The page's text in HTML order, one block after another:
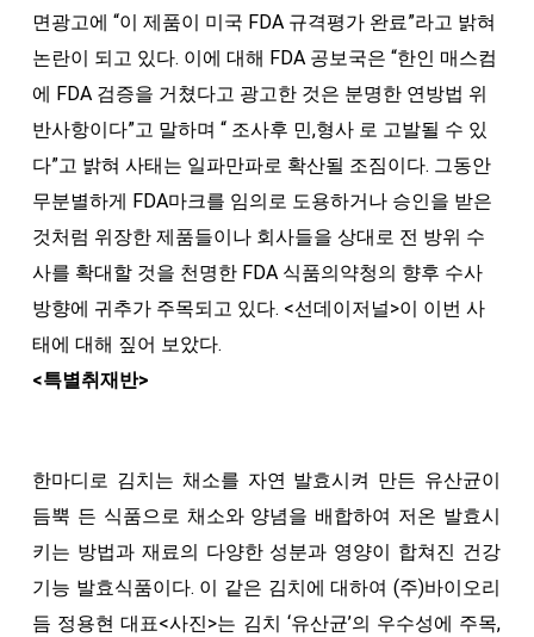
면광고에 “이 제품이 미국 FDA 규격평가 완료”라고 밝혀
논란이 되고 있다. 이에 대해 FDA 공보국은 “한인 매스컴
에 FDA 검증을 거쳤다고 광고한 것은 분명한 연방법 위
반사항이다”고 말하며 “ 조사후 민,형사 로 고발될 수 있
다”고 밝혀 사태는 일파만파로 확산될 조짐이다. 그동안
무분별하게 FDA마크를 임의로 도용하거나 승인을 받은
것처럼 위장한 제품들이나 회사들을 상대로 전 방위 수
사를 확대할 것을 천명한 FDA 식품의약청의 향후 수사
방향에 귀추가 주목되고 있다. <선데이저널>이 이번 사
태에 대해 짚어 보았다.
<특별취재반>
한마디로 김치는 채소를 자연 발효시켜 만든 유산균이
듬뿍 든 식품으로 채소와 양념을 배합하여 저온 발효시
키는 방법과 재료의 다양한 성분과 영양이 합쳐진 건강
기능 발효식품이다. 이 같은 김치에 대하여 (주)바이오리
듬 정용현 대표<사진>는 김치 ‘유산균’의 우수성에 주목,